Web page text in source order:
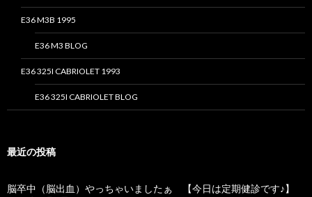
E36 M3B 1995
E36 M3 BLOG
E36 325I CABRIOLET 1993
E36 325I CABRIOLET BLOG
最近の投稿
脳卒中（脳出血）やっちゃいましたぁ 【今日は定期健診です♪】